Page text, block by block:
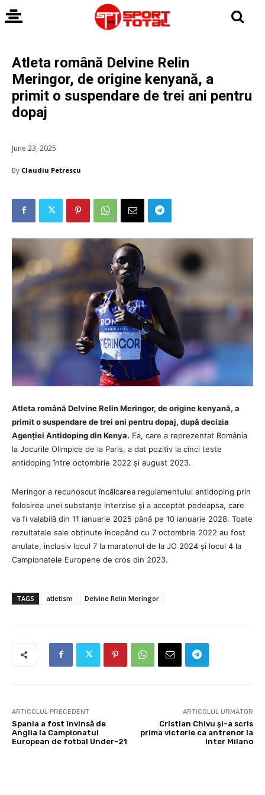
Atleta română Delvine Relin
Meringor, de origine kenyană, a
primit o suspendare de trei ani pentru
dopaj
June 23, 2025
By Claudiu Petrescu
Atleta română Delvine Relin Meringor, de origine kenyană, a
primit o suspendare de trei ani pentru dopaj, după decizia
Agenției Antidoping din Kenya. Ea, care a reprezentat România
la Jocurile Olimpice de la Paris, a dat pozitiv la cinci teste
antidoping între octombrie 2022 și august 2023.
Meringor a recunoscut încălcarea regulamentului antidoping prin
folosirea unei substanțe interzise și a acceptat pedeapsa, care
va fi valabilă din 11 ianuarie 2025 până pe 10 ianuarie 2028. Toate
rezultatele sale obținute începând cu 7 octombrie 2022 au fost
anulate, inclusiv locul 7 la maratonul de la JO 2024 și locul 4 la
Campionatele Europene de cros din 2023.
TAGS atletism Delvine Relin Meringor
ARTICOLUL PRECEDENT
Spania a fost învinsă de
Anglia la Campionatul
European de fotbal Under-21
ARTICOLUL URMĂTOR
Cristian Chivu și-a scris
prima victorie ca antrenor la
Inter Milano